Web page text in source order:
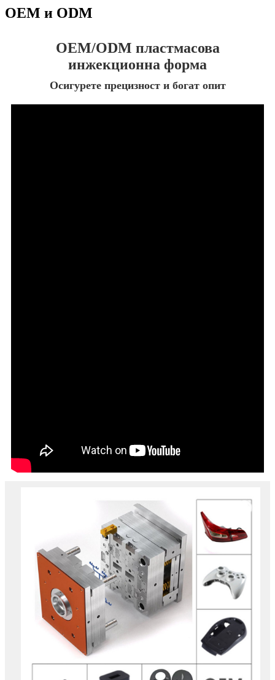
OEM и ODM
OEM/ODM пластмасова
инжекционна форма
Осигурете прецизност и богат опит